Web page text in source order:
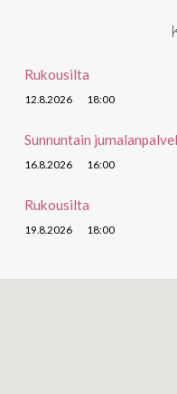
Rukousilta
12.8.2026 18:00
Sunnuntain
16.8.2026 16:00
Rukousilta
19.8.2026 18:00